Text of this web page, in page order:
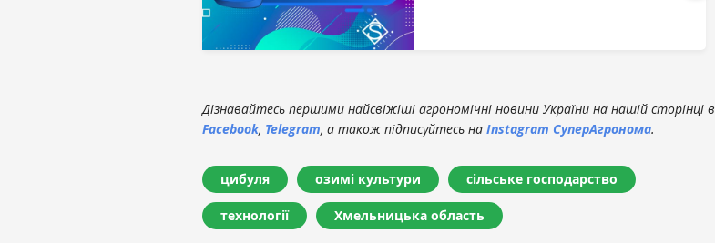
Дізнавайтесь першими найсвіжіші агрономічні новини України на нашій сторінці в
Facebook, Telegram, а також підписуйтесь на Instagram СуперАгронома.
цибуля озимі культури сільське господарство
технології Хмельницька область